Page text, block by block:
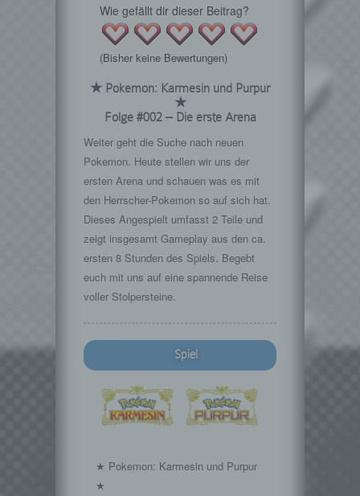
Wie gefällt dir dieser Beitrag?
(Bisher keine Bewertungen)
★ Pokemon: Karmesin und Purpur
★
Folge #002 – Die erste Arena
Weiter geht die Suche nach neuen
Pokemon. Heute stellen wir uns der
ersten Arena und schauen was es mit
den Herrscher-Pokemon so auf sich hat.
Dieses Angespielt umfasst 2 Teile und
zeigt insgesamt Gameplay aus den ca.
ersten 8 Stunden des Spiels. Begebt
euch mit uns auf eine spannende Reise
voller Stolpersteine.
Spiel
★ Pokemon: Karmesin und Purpur
★